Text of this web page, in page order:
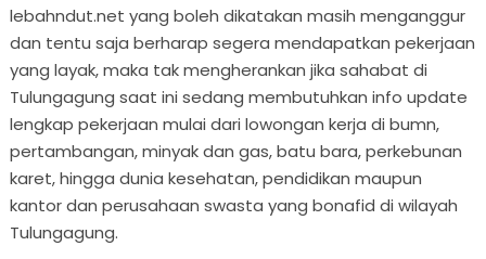
lebahndut.net yang boleh dikatakan masih menganggur
dan tentu saja berharap segera mendapatkan pekerjaan
yang layak, maka tak mengherankan jika sahabat di
Tulungagung saat ini sedang membutuhkan info update
lengkap pekerjaan mulai dari lowongan kerja di bumn,
pertambangan, minyak dan gas, batu bara, perkebunan
karet, hingga dunia kesehatan, pendidikan maupun
kantor dan perusahaan swasta yang bonafid di wilayah
Tulungagung.